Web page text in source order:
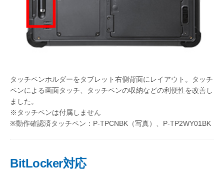
タッチペンホルダーをタブレット右側背面にレイアウト。タッチ
ペンによる画面タッチ、タッチペンの収納などの利便性を改善し
ました。
※タッチペンは付属しません
※動作確認済タッチペン：P-TPCNBK（写真）、P-TP2WY01BK
BitLocker対応